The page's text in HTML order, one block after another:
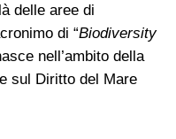
delle aree di
di “Biodiversity
nell’ambito della
sul Diritto del Mare